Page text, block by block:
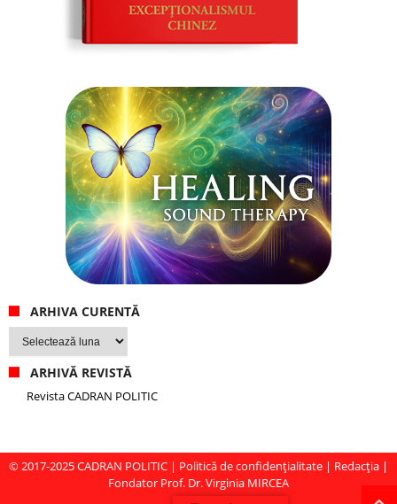
ARHIVA CURENTĂ
Arhiva
ARHIVĂ REVISTĂ
Revista CADRAN POLITIC
© 2017-2025CADRAN POLITIC | Politică de confidențialitate | Redacția |
Fondator Prof. Dr. Virginia MIRCEA